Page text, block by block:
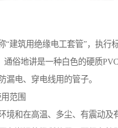
“建筑用绝缘电工套管”，执行标
通俗地讲是一种白色的硬质
漏电、穿电线用的管子。
范围
境和在高温、多尘、有震动及